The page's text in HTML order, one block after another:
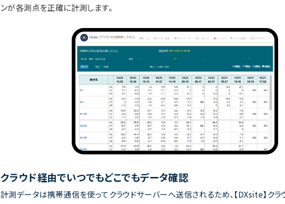
ンが各測点を正確に計測します。
クラウド経由でいつでもどこでもデータ確認
計測データは携帯通信を使ってクラウドサーバーへ送信されるため、【DXsite】ク